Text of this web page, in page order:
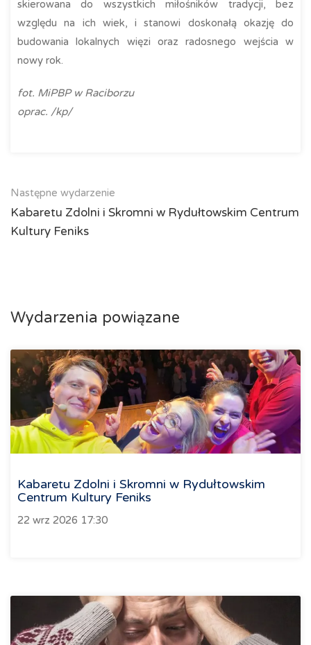
skierowana do wszystkich miłośników tradycji, bez
względu na ich wiek, i stanowi doskonałą okazję do
budowania lokalnych więzi oraz radosnego wejścia w
nowy rok.
fot. MiPBP w Raciborzu
oprac. /kp/
Następne wydarzenie
Kabaretu Zdolni i Skromni w Rydułtowskim Centrum
Kultury Feniks
Wydarzenia powiązane
Kabaretu Zdolni i Skromni w Rydułtowskim
Centrum Kultury Feniks
22 wrz 2026 17:30